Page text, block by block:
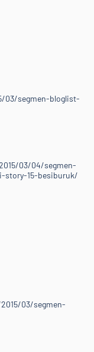
03/segmen-bloglist-
03/04/segmen-
story-15-besiburuk/
03/segmen-